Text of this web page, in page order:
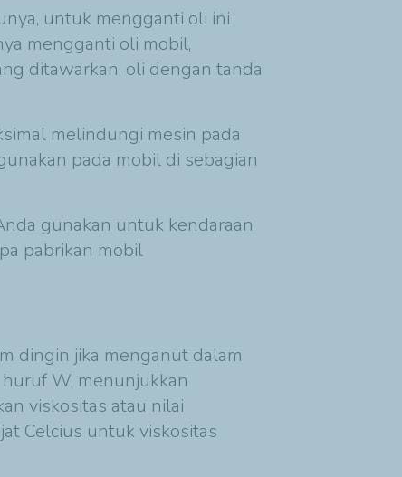
untuk mengganti oli ini
mengganti oli mobil,
ditawarkan, oli dengan tanda
melindungi mesin pada
pada mobil di sebagian
gunakan untuk kendaraan
pabrikan mobil
dingin jika menganut dalam
W, menunjukkan
viskositas atau nilai
Celcius untuk viskositas